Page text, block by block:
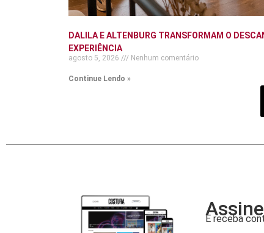
DALILA E ALTENBURG TRANSFORMAM O
EXPERIÊNCIA
agosto 5, 2026 Nenhum comentário
Continue Lendo »
E receba